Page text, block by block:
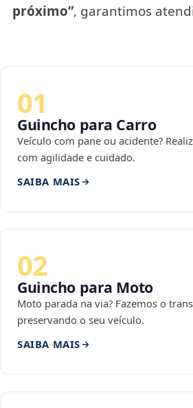
próximo”, garantimos
01
Guincho para Carro
Veículo com pane ou acidente?
com agilidade e cuidado.
SAIBA MAIS
02
Guincho para Moto
Moto parada na via? Fazemos o
preservando o seu veículo.
SAIBA MAIS